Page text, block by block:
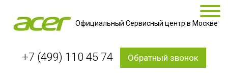
Официальный Сервисный центр в Москве
+7 (499) 110 45 74 Обратный звонок